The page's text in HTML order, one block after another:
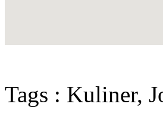
Tags : Kuliner,